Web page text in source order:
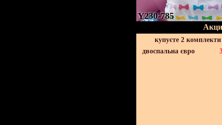
Y230-785
купуєте 2
двоспальна євро